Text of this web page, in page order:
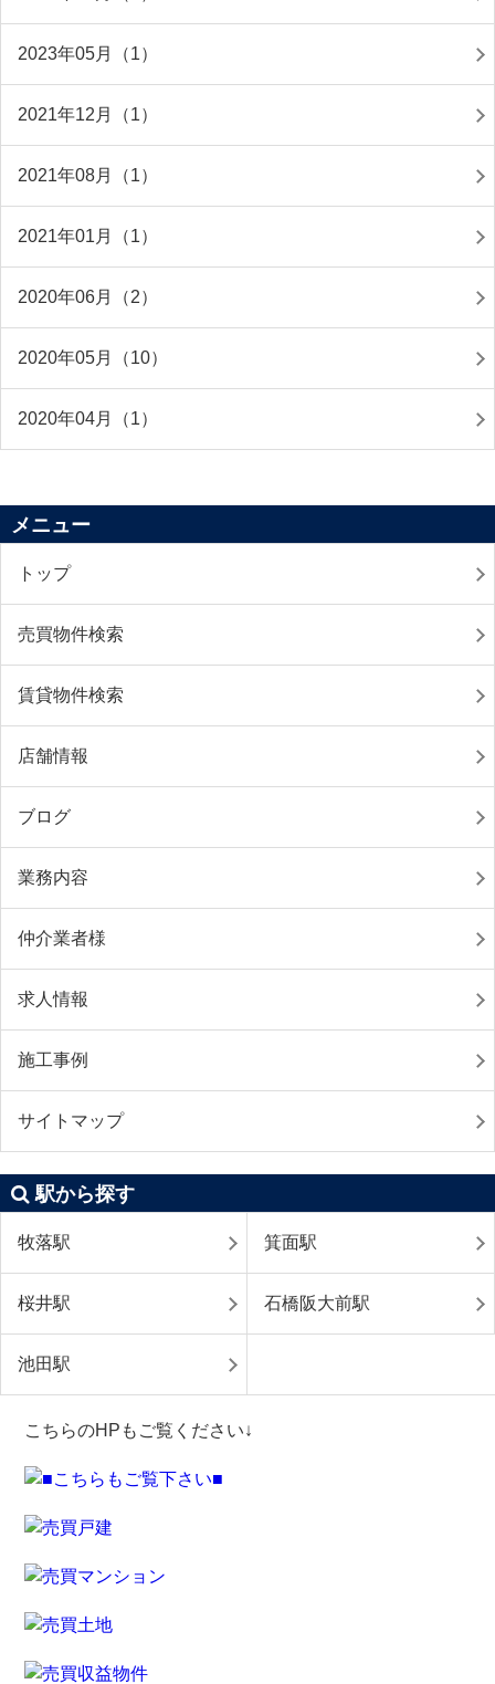
2023年05月（1）
2021年12月（1）
2021年08月（1）
2021年01月（1）
2020年06月（2）
2020年05月（10）
2020年04月（1）
メニュー
トップ
売買物件検索
賃貸物件検索
店舗情報
ブログ
業務内容
仲介業者様
求人情報
施工事例
サイトマップ
駅から探す
牧落駅 箕面駅
桜井駅 石橋阪大前駅
池田駅
こちらのHPもご覧ください↓